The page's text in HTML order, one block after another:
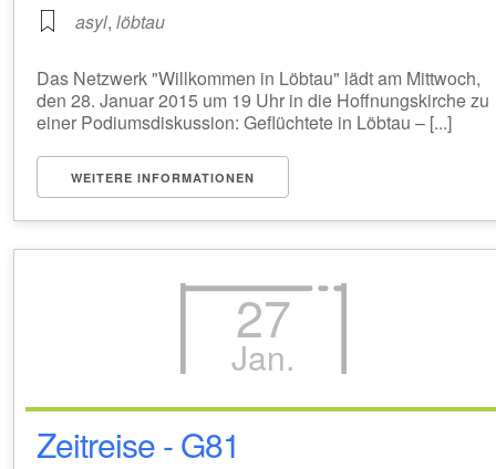
asyl, löbtau
Das Netzwerk "Willkommen in Löbtau" lädt am Mittwoch,
den 28. Januar 2015 um 19 Uhr in die Hoffnungskirche zu
einer Podiumsdiskussion: Geflüchtete in Löbtau – [...]
WEITERE INFORMATIONEN
27
Jan.
Zeitreise - G81